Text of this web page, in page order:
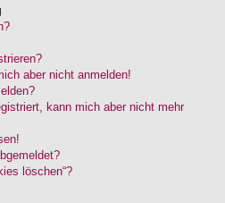
aber nicht anmelden!
kann mich aber nicht mehr
löschen“?